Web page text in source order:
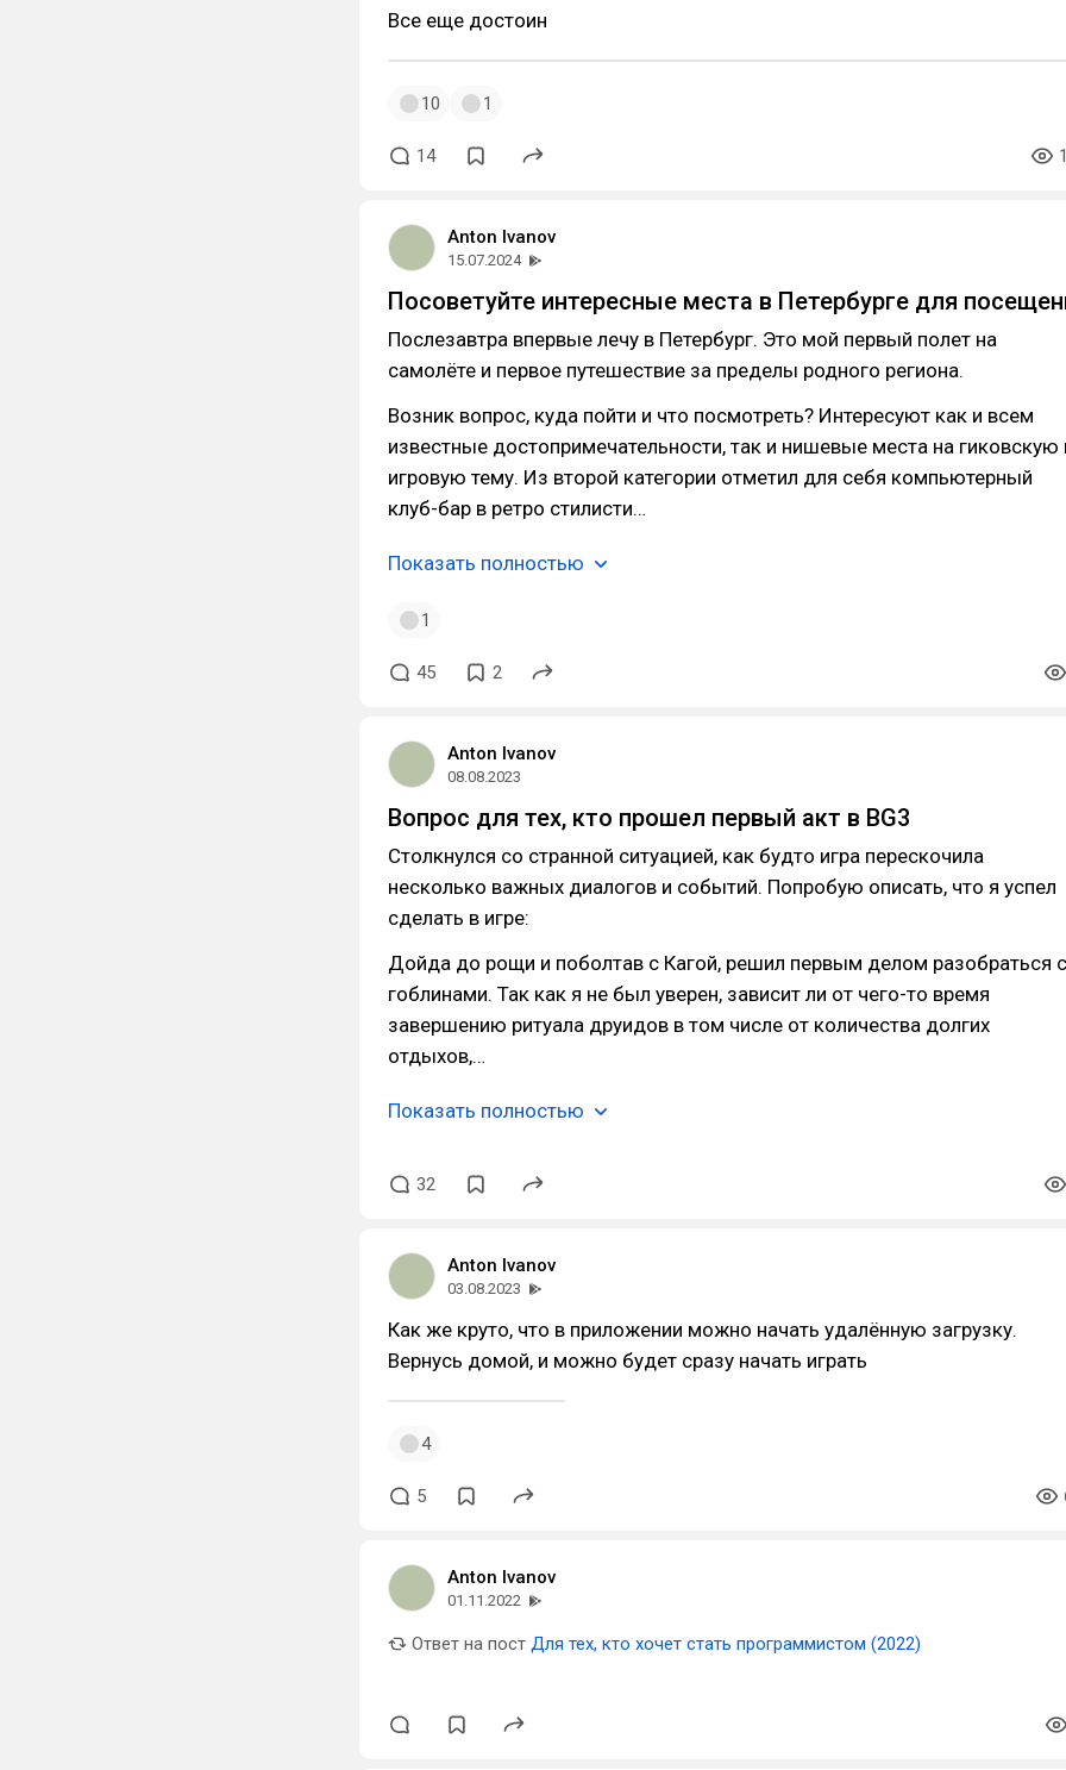
Все еще достоин
10 1
14
Anton Ivanov
15.07.2024
Посоветуйте интересные места в Петербурге для
Послезавтра впервые лечу в Петербург. Это мой первый полет на
самолёте и первое путешествие за пределы родного региона.
Возник вопрос, куда пойти и что посмотреть? Интересуют как и всем
известные достопримечательности, так и нишевые места на гиковскую
игровую тему. Из второй категории отметил для себя компьютерный
клуб-бар в ретро стилисти…
Показать полностью
1
45 2
Anton Ivanov
08.08.2023
Вопрос для тех, кто прошел первый акт в BG3
Столкнулся со странной ситуацией, как будто игра перескочила
несколько важных диалогов и событий. Попробую описать, что я успел
сделать в игре:
Дойда до рощи и поболтав с Кагой, решил первым делом разобраться с
гоблинами. Так как я не был уверен, зависит ли от чего-то время
завершению ритуала друидов в том числе от количества долгих
отдыхов,…
Показать полностью
32
Anton Ivanov
03.08.2023
Как же круто, что в приложении можно начать удалённую загрузку.
Вернусь домой, и можно будет сразу начать играть
4
5
Anton Ivanov
01.11.2022
Ответ на пост Для тех, кто хочет стать программистом (2022)